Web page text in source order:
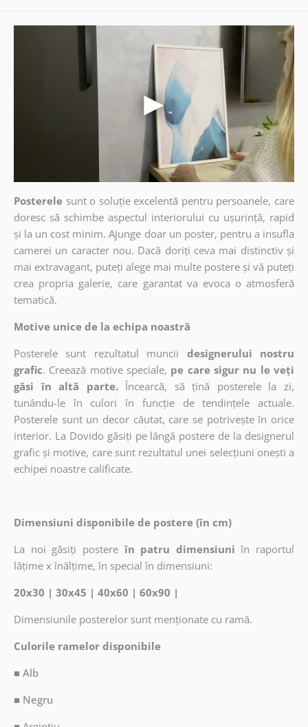
Posterele sunt o soluție excelentă pentru persoanele, care
doresc să schimbe aspectul interiorului cu ușurință, rapid
și la un cost minim. Ajunge doar un poster, pentru a insufla
camerei un caracter nou. Dacă doriți ceva mai distinctiv și
mai extravagant, puteți alege mai multe postere și vă puteți
crea propria galerie, care garantat va evoca o atmosferă
tematică.
Motive unice de la echipa noastră
Posterele sunt rezultatul muncii
designerului nostru
grafic. Creează motive speciale, pe care sigur nu le veți
găsi în altă parte. Încearcă, să țină posterele la zi,
tunându-le în culori în funcție de tendințele actuale.
Posterele sunt un decor căutat, care se potrivește în orice
interior. La Dovido găsiți pe lângă postere de la designerul
grafic și motive, care sunt rezultatul unei selecțiuni onești a
echipei noastre calificate.
Dimensiuni disponibile de postere (în cm)
La noi găsiți postere în patru dimensiuni în raportul
lățime x înălțime, în special în dimensiuni:
20x30 | 30x45 | 40x60 | 60x90 |
Dimensiunile posterelor sunt menționate cu ramă.
Culorile ramelor disponibile
■ Alb
■ Negru